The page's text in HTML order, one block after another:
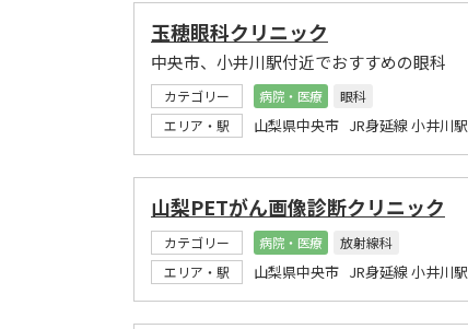
玉穂眼科クリニック
中央市、小井川駅付近でおすすめの眼科
カテゴリー 病院・医療
眼科
エリア・駅
山梨県中央市 JR身延線 小井川駅
山梨PETがん画像診断クリニック
カテゴリー 病院・医療
放射線科
エリア・駅
山梨県中央市 JR身延線 小井川駅